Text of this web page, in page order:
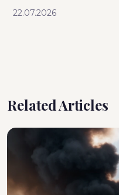
22.07.2026
Related Articles